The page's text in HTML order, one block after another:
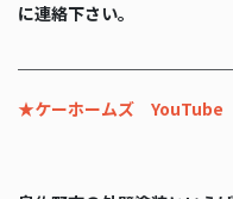
に連絡下さい。
★ケーホームズ YouTube